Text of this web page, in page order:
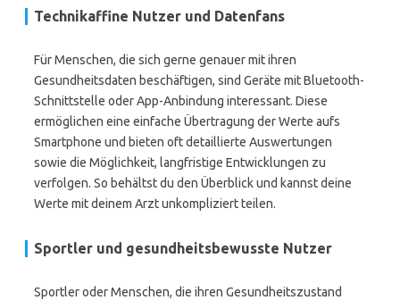
Technikaffine Nutzer und Datenfans
Für Menschen, die sich gerne genauer mit ihren
Gesundheitsdaten beschäftigen, sind Geräte mit Bluetooth-
Schnittstelle oder App-Anbindung interessant. Diese
ermöglichen eine einfache Übertragung der Werte aufs
Smartphone und bieten oft detaillierte Auswertungen
sowie die Möglichkeit, langfristige Entwicklungen zu
verfolgen. So behältst du den Überblick und kannst deine
Werte mit deinem Arzt unkompliziert teilen.
Sportler und gesundheitsbewusste Nutzer
Sportler oder Menschen, die ihren Gesundheitszustand